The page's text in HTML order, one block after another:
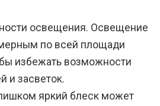
освещения. Освещение
по всей площади
избежать возможности
и засветок.
яркий блеск может